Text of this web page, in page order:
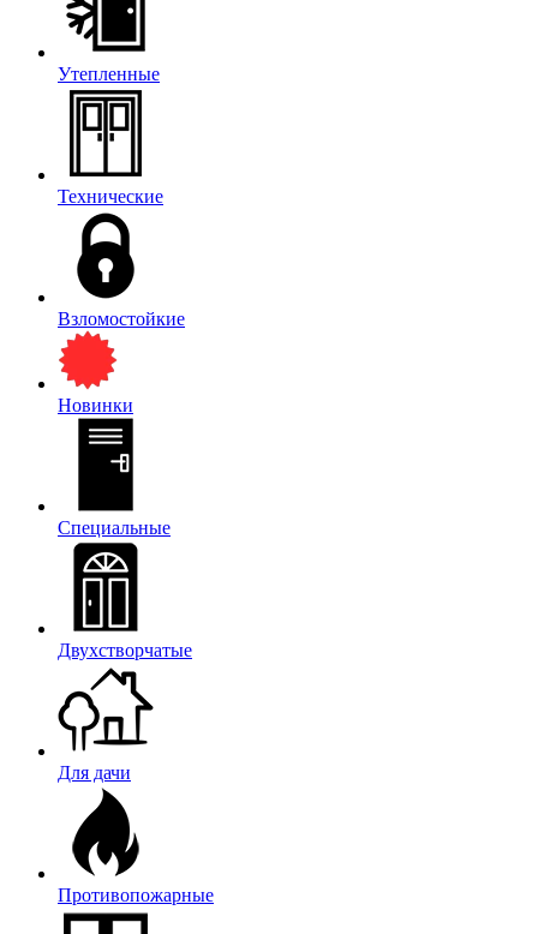
Утепленные
Технические
Взломостойкие
Новинки
Специальные
Двухстворчатые
Для дачи
Противопожарные